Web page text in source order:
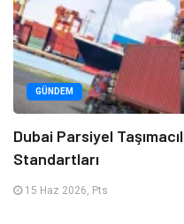
GÜNDEM
Dubai Parsiyel
Standartları
15 Haz 2026, Pts